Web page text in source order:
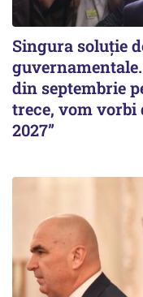
Singura soluție
din septembrie
trece, vom vorbi
2027”